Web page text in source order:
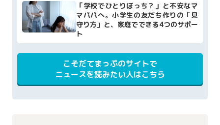
「学校でひとりぼっち？」と不安なマ
マパパへ。小学生の友だち作りの「見
守り方」と、家庭でできる4つのサポー
ト
こそだてまっぷのサイトで
ニュースを読みたい人はこちら